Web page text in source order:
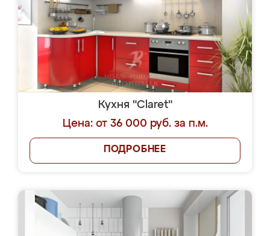
Кухня "Claret"
Цена: от 36 000 руб. за п.м.
ПОДРОБНЕЕ